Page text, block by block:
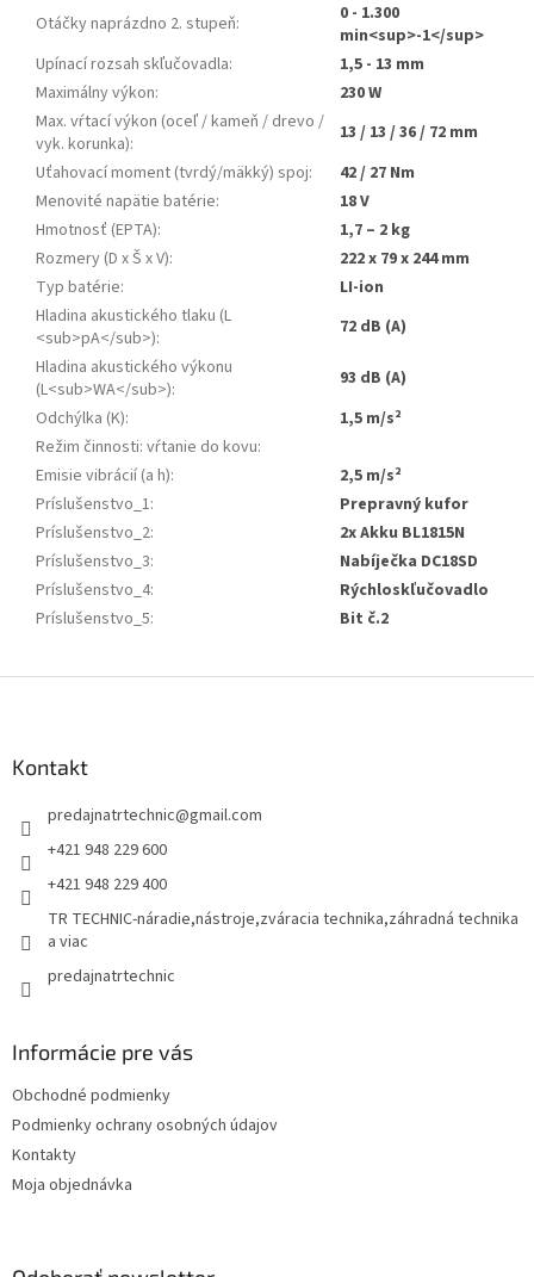
Otáčky naprázdno 2. stupeň:
0 - 1.300
min<sup>-1</sup>
Upínací rozsah skľučovadla:
1,5 - 13 mm
Maximálny výkon:
230 W
Max. vŕtací výkon (oceľ / kameň / drevo /
vyk. korunka):
13 / 13 / 36 / 72 mm
Uťahovací moment (tvrdý/mäkký) spoj:
42 / 27 Nm
Menovité napätie batérie:
18 V
Hmotnosť (EPTA):
1,7 – 2 kg
Rozmery (D x Š x V):
222 x 79 x 244 mm
Typ batérie:
LI-ion
Hladina akustického tlaku (L
<sub>pA</sub>):
72 dB (A)
Hladina akustického výkonu
(L<sub>WA</sub>):
93 dB (A)
Odchýlka (K):
1,5 m/s²
Režim činnosti: vŕtanie do kovu:
Emisie vibrácií (a h):
2,5 m/s²
Príslušenstvo_1:
Prepravný kufor
Príslušenstvo_2:
2x Akku BL1815N
Príslušenstvo_3:
Nabíječka DC18SD
Príslušenstvo_4:
Rýchloskľučovadlo
Príslušenstvo_5: Bit č.2
Kontakt
predajnatrtechnic@gmail.com
+421 948 229 600
+421 948 229 400
TR TECHNIC-náradie,nástroje,zváracia technika,záhradná technika
a viac
predajnatrtechnic
Informácie pre vás
Obchodné podmienky
Podmienky ochrany osobných údajov
Kontakty
Moja objednávka